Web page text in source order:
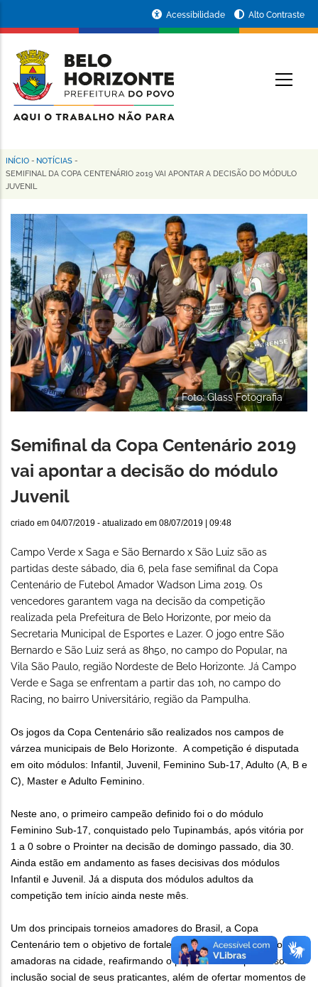
conteúdo
principal
da
Prefeitura
de
Horizonte
Acessibilidade Alto Contraste
Trilha
de
navegação
INÍCIO - NOTÍCIAS -
SEMIFINAL DA COPA CENTENÁRIO 2019 VAI APONTAR A DECISÃO DO MÓDULO
JUVENIL
Foto: Glass Fotografia
Semifinal da Copa Centenário 2019
vai apontar a decisão do módulo
Juvenil
criado em 04/07/2019 - atualizado em 08/07/2019 | 09:48
Campo Verde x Saga e São Bernardo x São Luiz são as
partidas deste sábado, dia 6, pela fase semifinal da Copa
Centenário de Futebol Amador Wadson Lima 2019. Os
vencedores garantem vaga na decisão da competição
realizada pela Prefeitura de Belo Horizonte, por meio da
Secretaria Municipal de Esportes e Lazer. O jogo entre São
Bernardo e São Luiz será as 8h50, no campo do Popular, na
Vila São Paulo, região Nordeste de Belo Horizonte. Já Campo
Verde e Saga se enfrentam a partir das 10h, no campo do
Racing, no bairro Universitário, região da Pampulha.
Os jogos da Copa Centenário são realizados nos campos de
várzea municipais de Belo Horizonte. A competição é disputada
em oito módulos: Infantil, Juvenil, Feminino Sub-17, Adulto (A, B e
C), Master e Adulto Feminino.
Neste ano, o primeiro campeão definido foi o do módulo
Feminino Sub-17, conquistado pelo Tupinambás, após vitória por
1 a 0 sobre o Prointer na decisão de domingo passado, dia 30.
Ainda estão em andamento as fases decisivas dos módulos
Infantil e Juvenil. Já a disputa dos módulos adultos da
competição tem início ainda neste mês.
Um dos principais torneios amadores do Brasil, a Copa
Centenário tem o objetivo de fortalecer as associações esportivas
amadoras na cidade, reafirmando o papel delas no processo de
inclusão social de seus praticantes, além de ofertar momentos de